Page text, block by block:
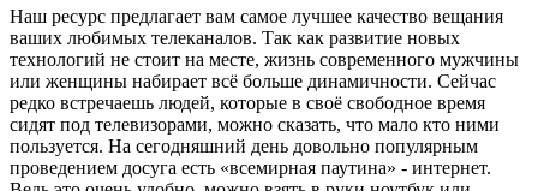
Наш ресурс предлагает вам самое лучшее качество вещания
ваших любимых телеканалов. Так как развитие новых
технологий не стоит на месте, жизнь современного мужчины
или женщины набирает всё больше динамичности. Сейчас
редко встречаешь людей, которые в своё свободное время
сидят под телевизорами, можно сказать, что мало кто ними
пользуется. На сегодняшний день довольно популярным
проведением досуга есть «всемирная паутина» - интернет.